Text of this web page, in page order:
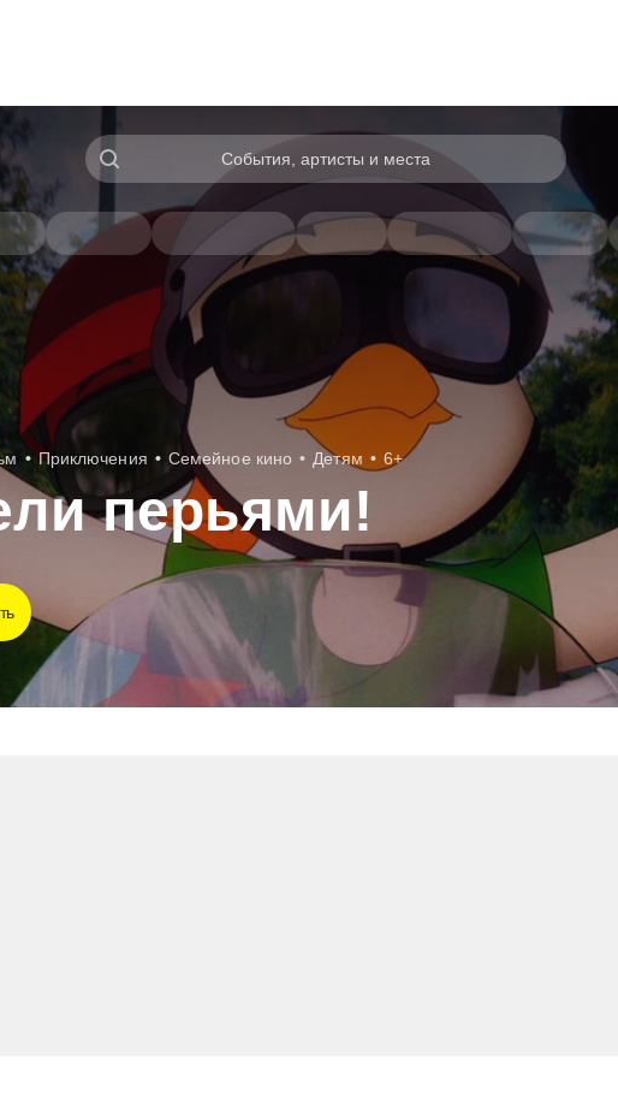
События, артисты и места
Приключения Семейное кино Детям 6+
перьями!